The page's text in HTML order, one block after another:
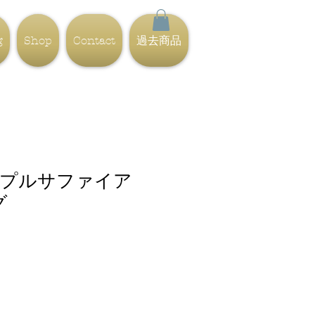
Shop Contact 過去商品
ルサファイア